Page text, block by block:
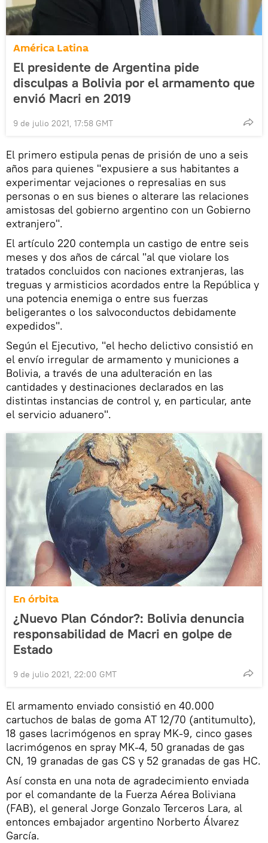
América Latina
El presidente de Argentina pide
disculpas a Bolivia por el armamento que
envió Macri en 2019
9 de julio 2021, 17:58 GMT
El primero estipula penas de prisión de uno a seis
años para quienes "expusiere a sus habitantes a
experimentar vejaciones o represalias en sus
personas o en sus bienes o alterare las relaciones
amistosas del gobierno argentino con un Gobierno
extranjero".
El artículo 220 contempla un castigo de entre seis
meses y dos años de cárcal "al que violare los
tratados concluidos con naciones extranjeras, las
treguas y armisticios acordados entre la República y
una potencia enemiga o entre sus fuerzas
beligerantes o los salvoconductos debidamente
expedidos".
Según el Ejecutivo, "el hecho delictivo consistió en
el envío irregular de armamento y municiones a
Bolivia, a través de una adulteración en las
cantidades y destinaciones declarados en las
distintas instancias de control y, en particular, ante
el servicio aduanero".
En órbita
¿Nuevo Plan Cóndor?: Bolivia denuncia
responsabilidad de Macri en golpe de
Estado
9 de julio 2021, 22:00 GMT
El armamento enviado consistió en 40.000
cartuchos de balas de goma AT 12/70 (antitumulto),
18 gases lacrimógenos en spray MK-9, cinco gases
lacrimógenos en spray MK-4, 50 granadas de gas
CN, 19 granadas de gas CS y 52 granadas de gas HC.
Así consta en una nota de agradecimiento enviada
por el comandante de la Fuerza Aérea Boliviana
(FAB), el general Jorge Gonzalo Terceros Lara, al
entonces embajador argentino Norberto Álvarez
García.